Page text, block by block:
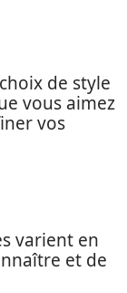
de style
vous aimez
vos
varient en
et de